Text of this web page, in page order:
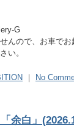
G
んので、お車でお
い。
｜ No
余白」